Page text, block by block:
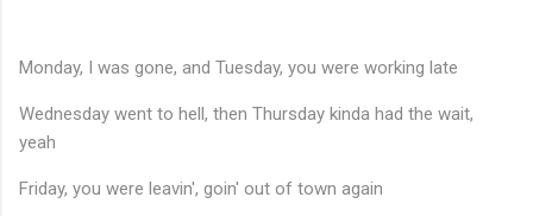
Monday, I was gone, and Tuesday, you were working late
Wednesday went to hell, then Thursday kinda had the wait,
yeah
Friday, you were leavin', goin' out of town again